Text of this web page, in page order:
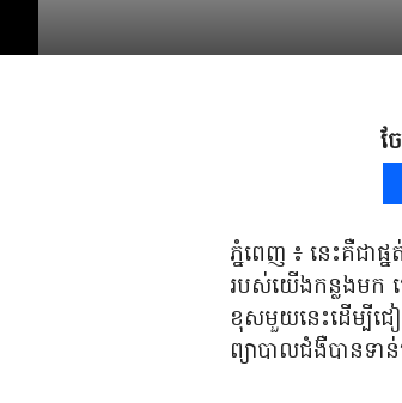
ច
ភ្នំពេញ ៖ នេះគឺជា
របស់យើងកន្លងមក ហ
ខុសមួយនេះដើម្បីជៀ
ព្យាបាលជំងឺបានទា